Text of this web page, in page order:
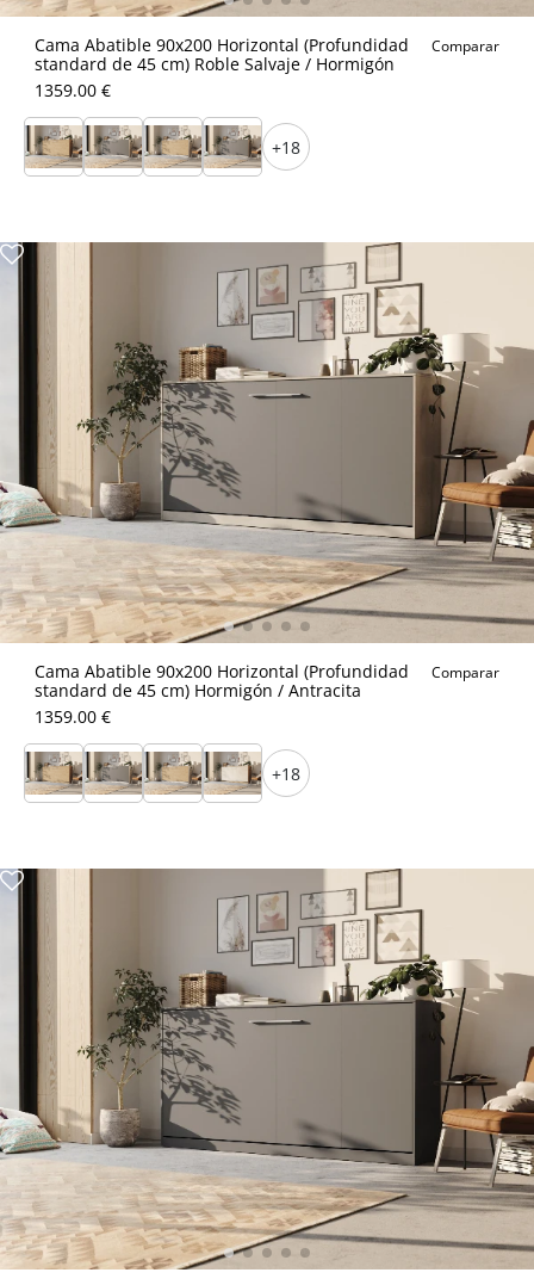
Cama Abatible 90x200 Horizontal (Profundidad
standard de 45 cm) Roble Salvaje / Hormigón
Comparar
1359.00 €
+18
Cama Abatible 90x200 Horizontal (Profundidad
standard de 45 cm) Hormigón / Antracita
Comparar
1359.00 €
+18